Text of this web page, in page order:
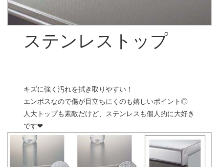
ステンレストップ
キズに強く汚れを拭き取りやすい！
エンボスなので傷が目立ちにくのも嬉しいポイント◎
人大トップも素敵だけど、ステンレスも個人的に大好き
です❤︎